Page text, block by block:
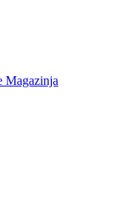
Magazinja